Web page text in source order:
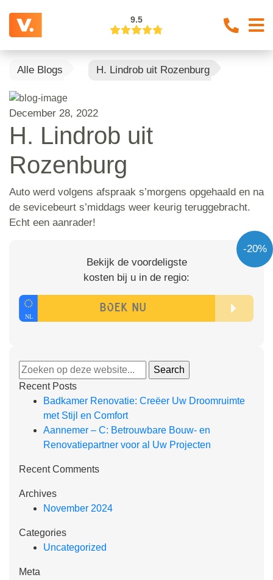
9.5
Alle Blogs H. Lindrob uit Rozenburg
December 28, 2022
H. Lindrob uit
Rozenburg
Auto werd volgens afspraak s’morgens opgehaald en na
de sevicebeurt s’middags weer keurig teruggebracht.
Echt een aanrader!
-20%
Bekijk de voordeligste
kosten bij u in de regio:
Recent Posts
Badkamer Renovatie: Creëer Uw Droomruimte
met Stijl en Comfort
Aannemer – C: Betrouwbare Bouw- en
Renovatiepartner voor al Uw Projecten
Recent Comments
Archives
November 2024
Categories
Uncategorized
Meta